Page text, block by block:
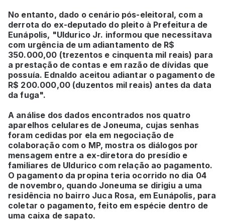
No entanto, dado o cenário pós-eleitoral, com a
derrota do ex-deputado do pleito à Prefeitura de
Eunápolis, "Uldurico Jr. informou que necessitava
com urgência de um adiantamento de R$
350.000,00 (trezentos e cinquenta mil reais) para
a prestação de contas e em razão de dívidas que
possuía. Ednaldo aceitou adiantar o pagamento de
R$ 200.000,00 (duzentos mil reais) antes da data
da fuga".
A análise dos dados encontrados nos quatro
aparelhos celulares de Joneuma, cujas senhas
foram cedidas por ela em negociação de
colaboração com o MP, mostra os diálogos por
mensagem entre a ex-diretora do presídio e
familiares de Uldurico com relação ao pagamento.
O pagamento da propina teria ocorrido no dia 04
de novembro, quando Joneuma se dirigiu a uma
residência no bairro Juca Rosa, em Eunápolis, para
coletar o pagamento, feito em espécie dentro de
uma caixa de sapato.